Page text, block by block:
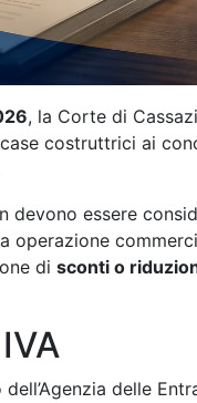
, la Corte di
costruttrici ai
devono essere
operazione
di sconti o
delle